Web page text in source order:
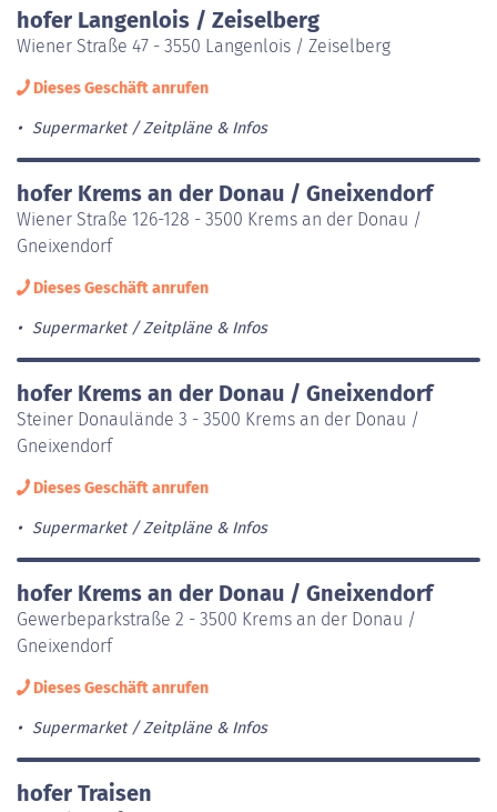
hofer Langenlois / Zeiselberg
Wiener Straße 47 - 3550 Langenlois / Zeiselberg
Dieses Geschäft anrufen
Supermarket Zeitpläne & Infos
hofer Krems an der Donau / Gneixendorf
Wiener Straße 126-128 - 3500 Krems an der Donau /
Gneixendorf
Dieses Geschäft anrufen
Supermarket Zeitpläne & Infos
hofer Krems an der Donau / Gneixendorf
Steiner Donaulände 3 - 3500 Krems an der Donau /
Gneixendorf
Dieses Geschäft anrufen
Supermarket Zeitpläne & Infos
hofer Krems an der Donau / Gneixendorf
Gewerbeparkstraße 2 - 3500 Krems an der Donau /
Gneixendorf
Dieses Geschäft anrufen
Supermarket Zeitpläne & Infos
hofer Traisen